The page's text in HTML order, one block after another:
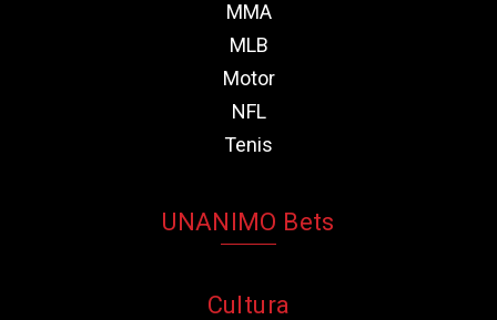
MMA
MLB
Motor
NFL
Tenis
UNANIMO Bets
Cultura